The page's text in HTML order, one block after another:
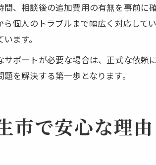
、相談後の追加費用の有無を事前に
個人のトラブルまで幅広く対応して
ます。
ポートが必要な場合は、正式な依頼
を解決する第一歩となります。
市で安心な理由